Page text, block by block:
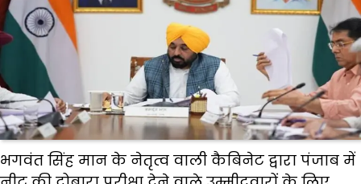
भगवंत सिंह मान के नेतृत्व वाली कैबिनेट द्वारा पंजाब में